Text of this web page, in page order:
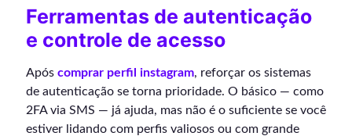
Ferramentas de autenticação
e controle de acesso
Após comprar perfil instagram, reforçar os sistemas
de autenticação se torna prioridade. O básico — como
2FA via SMS — já ajuda, mas não é o suficiente se você
estiver lidando com perfis valiosos ou com grande